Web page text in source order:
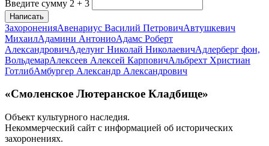
Введите сумму 2 + 3
Написать
ЗахороненияАвенариус Василий ПетровичАвтушкевич
МихаилАдамини АнтониоАдамс Роберт
АлександровичАделунг Николай НиколаевичАдлерберг фон,
ВольдемарАлексеев Алексей КарповичАльбрехт Христиан
ГотлибАмбургер Александр Александрович
«Смоленское Лютеранское Кладбище»
Объект культурного наследия.
Некоммерческий сайт с информацией об исторических
захоронениях.